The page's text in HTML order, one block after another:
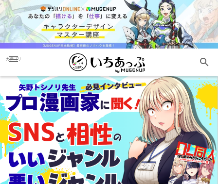
menu
カテゴリ search